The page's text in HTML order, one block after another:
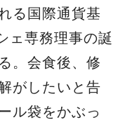
る国際通貨基
ェ専務理事の誕
。会食後、修
がしたいと告
ル袋をかぶっ